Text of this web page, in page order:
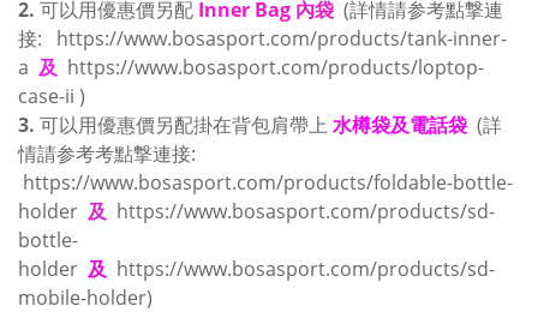
2. 可以用優惠價另配 Inner Bag 內袋 (詳情請参考點撃連
接: https://www.bosasport.com/products/tank-inner-
a 及 https://www.bosasport.com/products/loptop-
case-ii )
3. 可以用優惠價另配掛在背包肩帶上 水樽袋及電話袋 (詳
情請参考考點撃連接:
https://www.bosasport.com/products/foldable-bottle-
holder 及 https://www.bosasport.com/products/sd-
bottle-
holder 及 https://www.bosasport.com/products/sd-
mobile-holder)